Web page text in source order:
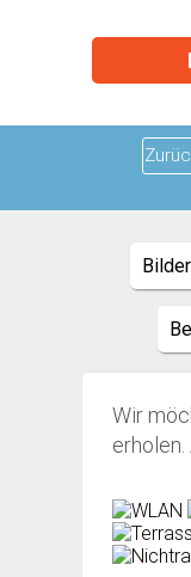
Bilder
Wir
erholen.